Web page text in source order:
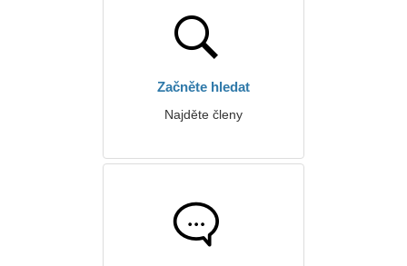
Začněte hledat
Najděte členy